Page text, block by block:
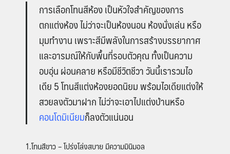
การเลือกโทนสีห้องเป็นหัวใจสำคัญของการ
ตกแต่งห้อง ไม่ว่าจะเป็นห้องนอน ห้องนั่งเล่น หรือ
มุมทำงาน เพราะสีมีพลังในการสร้างบรรยากาศ
และอารมณ์ให้กับพื้นที่รอบตัวคุณ ทั้งเป็นความ
อบอุ่น ผ่อนคลาย หรือมีชีวิตชีวา วันนี้เรารวมไอ
เดีย5 โทนสีแต่งห้องยอดนิยมพร้อมไอเดียแต่งให้
สวยลงตัวมาฝาก ไม่ว่าจะเอาไปแต่งบ้านหรือ
คอนโดมิเนียมก็ลงตัวแน่นอน
1.โทนสีขาว – โปร่งโล่งสบาย มีความมินิมอล